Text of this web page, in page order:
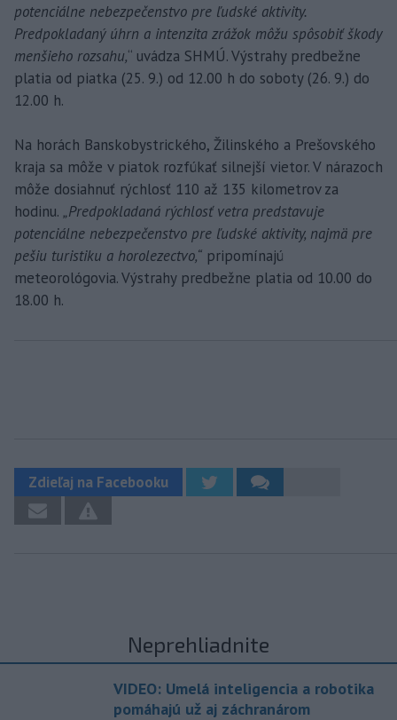
potenciálne nebezpečenstvo pre ľudské aktivity.
Predpokladaný úhrn a intenzita zrážok môžu spôsobiť škody
menšieho rozsahu,“ uvádza SHMÚ. Výstrahy predbežne
platia od piatka (25. 9.) od 12.00 h do soboty (26. 9.) do
12.00 h.
Na horách Banskobystrického, Žilinského a Prešovského
kraja sa môže v piatok rozfúkať silnejší vietor. V nárazoch
môže dosiahnuť rýchlosť 110 až 135 kilometrov za
hodinu. „Predpokladaná rýchlosť vetra predstavuje
potenciálne nebezpečenstvo pre ľudské aktivity, najmä pre
pešiu turistiku a horolezectvo,“ pripomínajú
meteorológovia. Výstrahy predbežne platia od 10.00 do
18.00 h.
Zdieľaj na Facebooku
Neprehliadnite
VIDEO: Umelá inteligencia a robotika
pomáhajú už aj záchranárom